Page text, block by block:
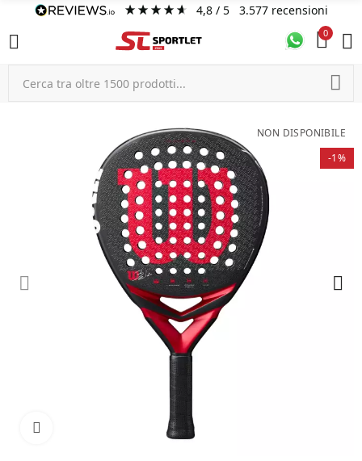
4,8/ 5 3.577 recensioni
0
NON DISPONIBILE
-1%